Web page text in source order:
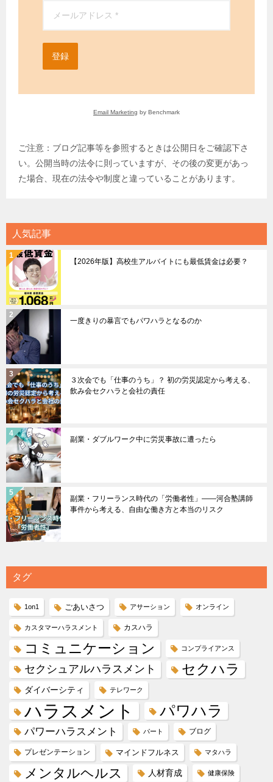
登録
Email Marketing by Benchmark
ご注意：ブログ記事等を参照するときは公開日をご確認下さ
い。公開当時の法令に則っていますが、その後の変更があっ
た場合、現在の法令や制度と違っていることがあります。
人気記事
【2026年版】高校生アルバイトにも最低賃金は必要？
一度きりの暴言でもパワハラとなるのか
３次会でも「仕事のうち」？ 初の労災認定から考える、
飲み会セクハラと会社の責任
副業・ダブルワーク中に労災事故に遭ったら
副業・フリーランス時代の「労働者性」――河合塾講師
事件から考える、自由な働き方と本当のリスク
タグ
1on1 ごあいさつ アサーション オンライン
カスタマーハラスメント カスハラ
コミュニケーション コンプライアンス
セクシュアルハラスメント セクハラ
ダイバーシティ テレワーク
ハラスメント パワハラ
パワーハラスメント パート ブログ
プレゼンテーション マインドフルネス マタハラ
メンタルヘルス 人材育成 健康保険